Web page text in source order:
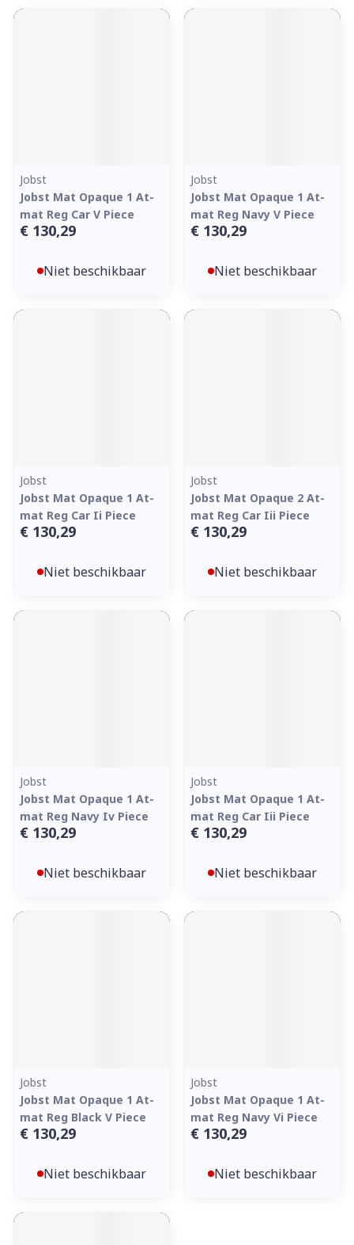
Jobst
Jobst Mat Opaque 1 At-
mat Reg Car V Piece
€ 130,29
Niet beschikbaar
Jobst
Jobst Mat Opaque 1 At-
mat Reg Navy V Piece
€ 130,29
Niet beschikbaar
Jobst
Jobst Mat Opaque 1 At-
mat Reg Car Ii Piece
€ 130,29
Niet beschikbaar
Jobst
Jobst Mat Opaque 2 At-
mat Reg Car Iii Piece
€ 130,29
Niet beschikbaar
Jobst
Jobst Mat Opaque 1 At-
mat Reg Navy Iv Piece
€ 130,29
Niet beschikbaar
Jobst
Jobst Mat Opaque 1 At-
mat Reg Car Iii Piece
€ 130,29
Niet beschikbaar
Jobst
Jobst Mat Opaque 1 At-
mat Reg Black V Piece
€ 130,29
Niet beschikbaar
Jobst
Jobst Mat Opaque 1 At-
mat Reg Navy Vi Piece
€ 130,29
Niet beschikbaar